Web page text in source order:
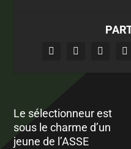
Le sélectionneur est
sous le charme d’un
jeune de l’ASSE